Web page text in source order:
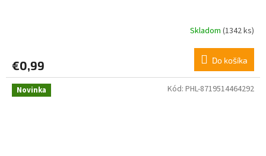
Skladom (1342 ks)
€0,99 Do košíka
Novinka Kód: PHL-8719514464292